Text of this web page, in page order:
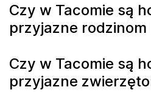
Czy w Tacomie są
przyjazne rodzinom
Czy w Tacomie są
przyjazne